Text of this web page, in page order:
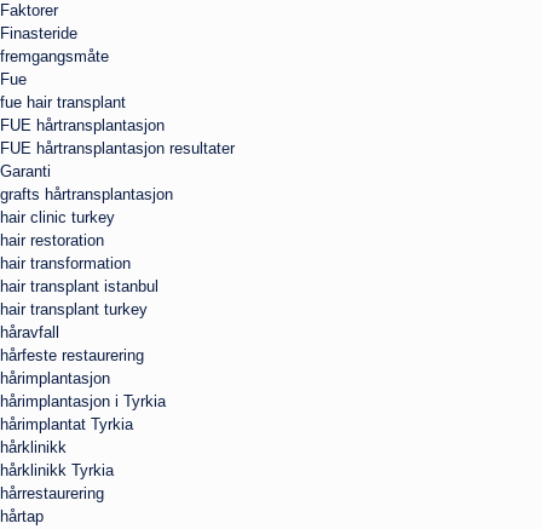
Faktorer
Finasteride
fremgangsmåte
Fue
fue hair transplant
FUE hårtransplantasjon
FUE hårtransplantasjon resultater
Garanti
grafts hårtransplantasjon
hair clinic turkey
hair restoration
hair transformation
hair transplant istanbul
hair transplant turkey
håravfall
hårfeste restaurering
hårimplantasjon
hårimplantasjon i Tyrkia
hårimplantat Tyrkia
hårklinikk
hårklinikk Tyrkia
hårrestaurering
hårtap